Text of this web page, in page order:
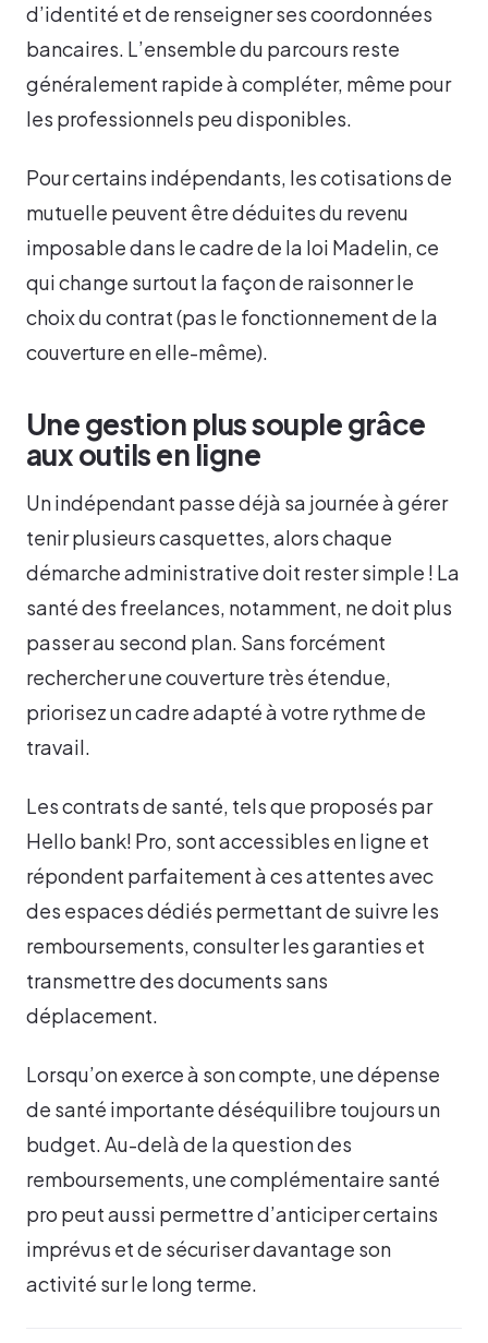
d’identité et de renseigner ses coordonnées
bancaires. L’ensemble du parcours reste
généralement rapide à compléter, même pour
les professionnels peu disponibles.
Pour certains indépendants, les cotisations de
mutuelle peuvent être déduites du revenu
imposable dans le cadre de la loi Madelin, ce
qui change surtout la façon de raisonner le
choix du contrat (pas le fonctionnement de la
couverture en elle-même).
Une gestion plus souple grâce
aux outils en ligne
Un indépendant passe déjà sa journée à gérer
tenir plusieurs casquettes, alors chaque
démarche administrative doit rester simple ! La
santé des freelances, notamment, ne doit plus
passer au second plan. Sans forcément
rechercher une couverture très étendue,
priorisez un cadre adapté à votre rythme de
travail.
Les contrats de santé, tels que proposés par
Hello bank! Pro, sont accessibles en ligne et
répondent parfaitement à ces attentes avec
des espaces dédiés permettant de suivre les
remboursements, consulter les garanties et
transmettre des documents sans
déplacement.
Lorsqu’on exerce à son compte, une dépense
de santé importante déséquilibre toujours un
budget. Au-delà de la question des
remboursements, une complémentaire santé
pro peut aussi permettre d’anticiper certains
imprévus et de sécuriser davantage son
activité sur le long terme.